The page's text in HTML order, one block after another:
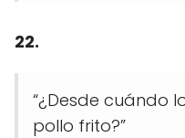
22.
“¿Desde cuándo
pollo frito?”